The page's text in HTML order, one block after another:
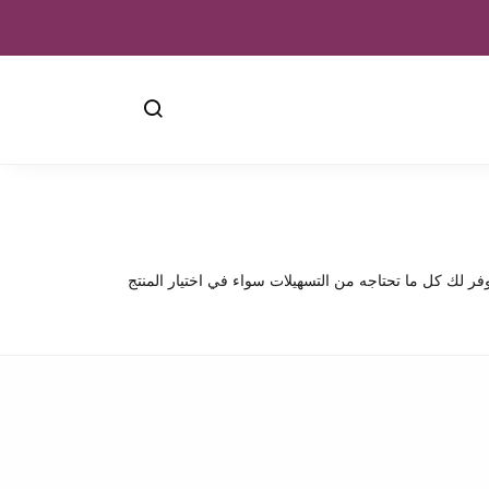
لك كل ما تحتاجه من التسهيلات سواء في اختيار المنتج